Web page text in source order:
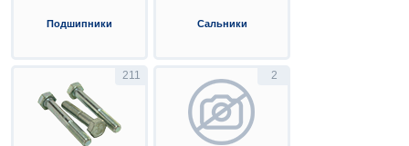
Подшипники Сальники
211 2